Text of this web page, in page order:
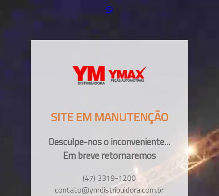
SITE EM MANUTENÇÃO
Desculpe-nos o inconveniente...
Em breve retornaremos
(47) 3319-1200
contato@ymdistribuidora.com.br